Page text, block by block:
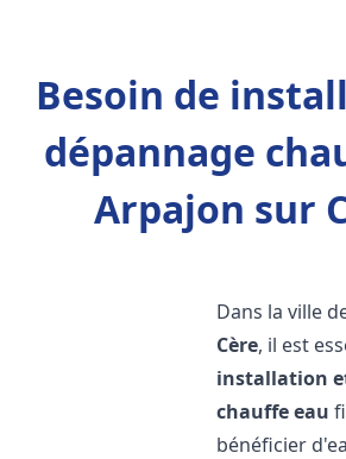
Besoin de
dépannage
Arpajon sur
Dans la ville
Cère, il est
installation
chauffe eau
bénéficier